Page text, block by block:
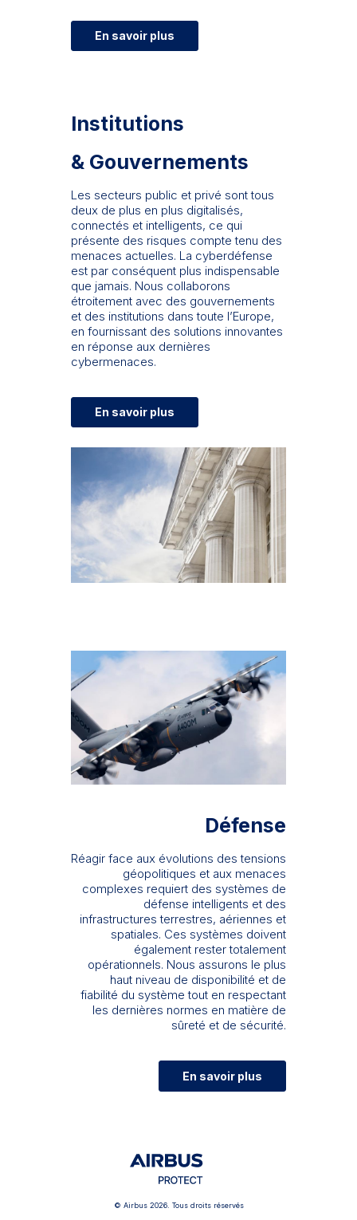
En savoir plus
Institutions
& Gouvernements
Les secteurs public et privé sont tous
deux de plus en plus digitalisés,
connectés et intelligents, ce qui
présente des risques compte tenu des
menaces actuelles. La cyberdéfense
est par conséquent plus indispensable
que jamais. Nous collaborons
étroitement avec des gouvernements
et des institutions dans toute l’Europe,
en fournissant des solutions innovantes
en réponse aux dernières
cybermenaces.
En savoir plus
Défense
Réagir face aux évolutions des tensions
géopolitiques et aux menaces
complexes requiert des systèmes de
défense intelligents et des
infrastructures terrestres, aériennes et
spatiales. Ces systèmes doivent
également rester totalement
opérationnels. Nous assurons le plus
haut niveau de disponibilité et de
fiabilité du système tout en respectant
les dernières normes en matière de
sûreté et de sécurité.
En savoir plus
© Airbus 2026. Tous droits réservés